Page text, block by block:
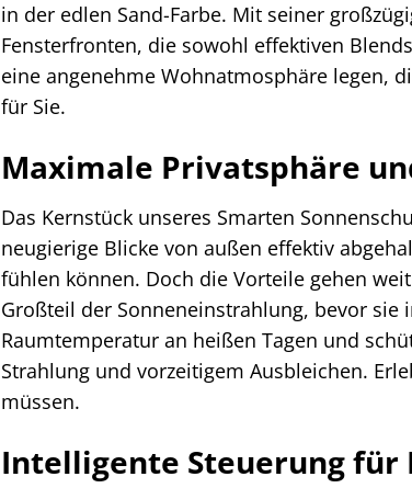
in der edlen Sand-Farbe. Mit seiner
Fensterfronten, die sowohl effektiven
eine angenehme Wohnatmosphäre legen,
für Sie.
Maximale Privatsphäre
Das Kernstück unseres Smarten
neugierige Blicke von außen effektiv
fühlen können. Doch die Vorteile gehen
Großteil der Sonneneinstrahlung, bevor
Raumtemperatur an heißen Tagen und
Strahlung und vorzeitigem Ausbleichen.
müssen.
Intelligente Steuerung